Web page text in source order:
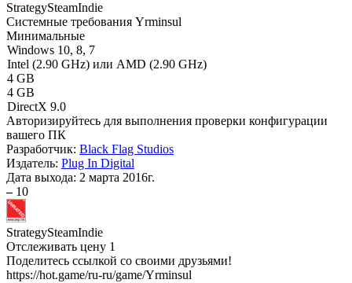
StrategySteamIndie
Системные требования Yrminsul
Минимальные
Windows 10, 8, 7
Intel (2.90 GHz) или AMD (2.90 GHz)
4 GB
4 GB
DirectX 9.0
Авторизируйтесь для выполнения проверки конфигурации
вашего ПК
Разработчик: Black Flag Studios
Издатель: Plug In Digital
Дата выхода: 2 марта 2016г.
– 10
StrategySteamIndie
Отслеживать цену 1
Поделитесь ссылкой со своими друзьями!
https://hot.game/ru-ru/game/Yrminsul